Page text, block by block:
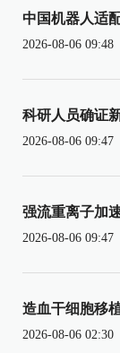
中国机器人适
2026-08-06 09:48
科研人员确证
2026-08-06 09:47
强流重离子加
2026-08-06 09:47
造血干细胞移
2026-08-06 02:30